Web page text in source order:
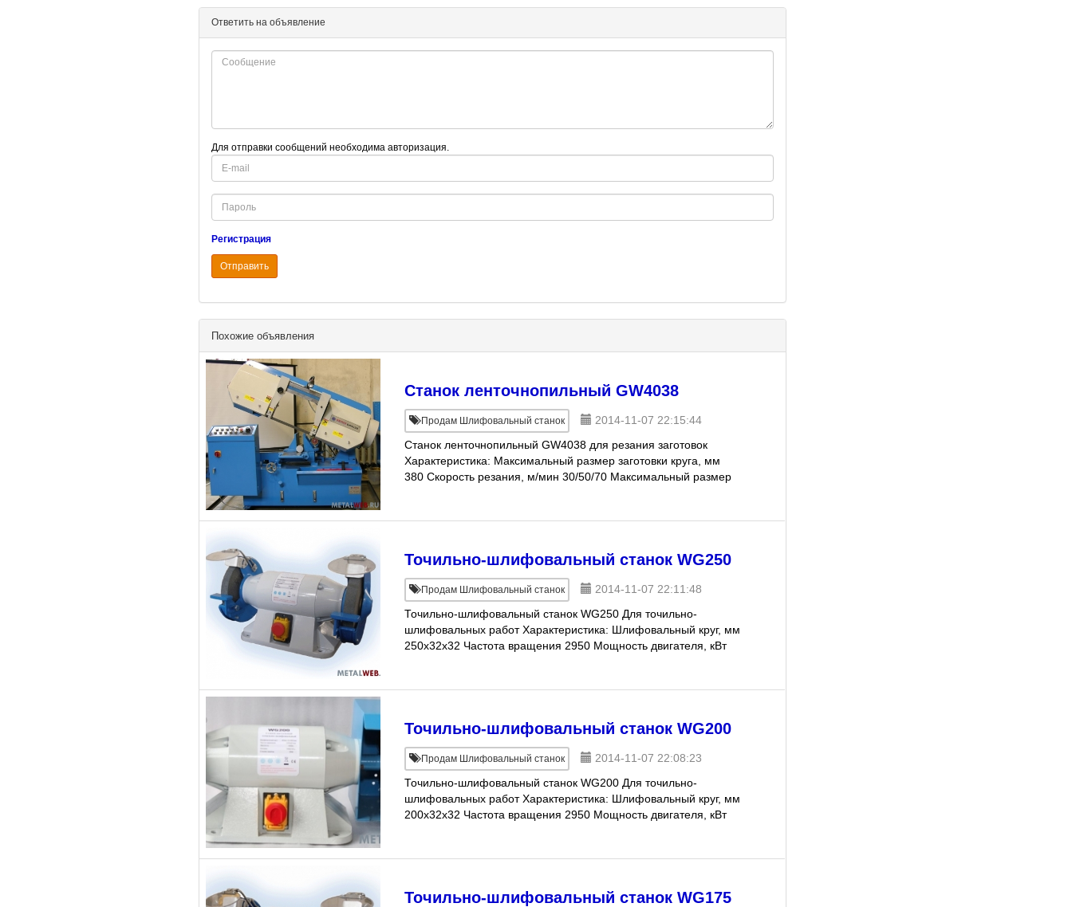
Ответить на объявление
Для отправки сообщений необходима авторизация.
E-
mail
Password
Регистрация
Отправить
Похожие объявления
Станок ленточнопильный GW4038
Продам Шлифовальный станок
2014-11-07 22:15:44
Станок ленточнопильный GW4038 для резания заготовок
Характеристика: Максимальный размер заготовки круга, мм
380 Скорость резания, м/мин 30/50/70 Максимальный размер
Точильно-шлифовальный станок WG250
Продам Шлифовальный станок
2014-11-07 22:11:48
Точильно-шлифовальный станок WG250 Для точильно-
шлифовальных работ Характеристика: Шлифовальный круг, мм
250x32x32 Частота вращения 2950 Мощность двигателя, кВт
Точильно-шлифовальный станок WG200
Продам Шлифовальный станок
2014-11-07 22:08:23
Точильно-шлифовальный станок WG200 Для точильно-
шлифовальных работ Характеристика: Шлифовальный круг, мм
200x32x32 Частота вращения 2950 Мощность двигателя, кВт
Точильно-шлифовальный станок WG175